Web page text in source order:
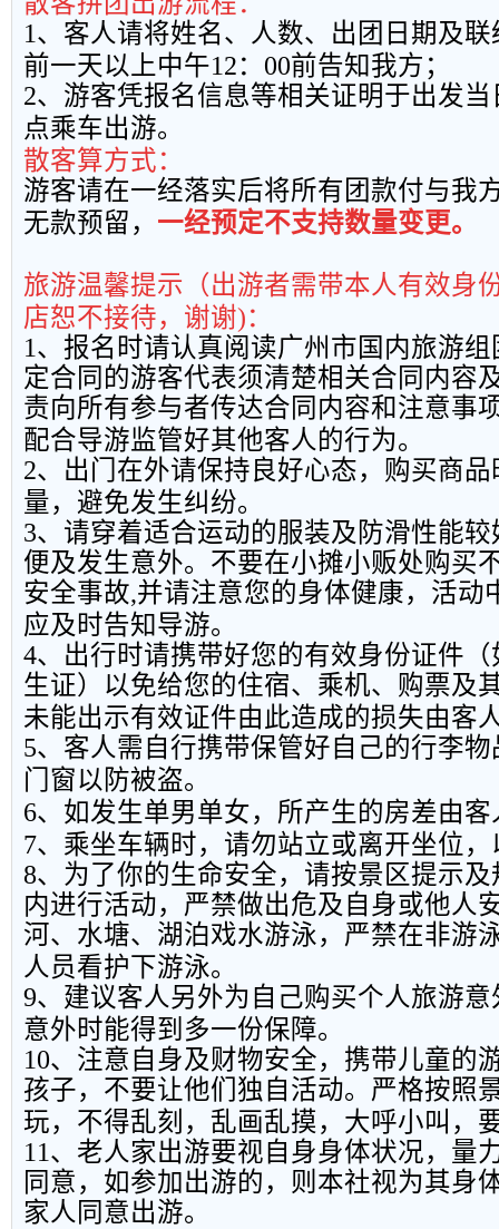
1、客人请将姓名、人数、出团日期及
前一天以上中午12： 00前告知我方；
2、游客凭报名信息等相关证明于出发
点乘车出游。
散客算方式：
游客请在一经落实后将所有团款付与我
无款预留， 一经预定不支持数量变更。
旅游温馨提示（出游者需带本人有效身
店恕不接待，谢谢)：
1、报名时请认真阅读广州市国内旅游
定合同的游客代表须清楚相关合同内容
责向所有参与者传达合同内容和注意事
配合导游监管好其他客人的行为。
2、出门在外请保持良好心态，购买商
量，避免发生纠纷。
3、请穿着适合运动的服装及防滑性能
便及发生意外。不要在小摊小贩处购买
安全事故,并请注意您的身体健康，活动
应及时告知导游。
4、出行时请携带好您的有效身份证件
生证）以免给您的住宿、乘机、购票及
未能出示有效证件由此造成的损失由客
5、客人需自行携带保管好自己的行李
门窗以防被盗。
6、如发生单男单女，所产生的房差由客
7、乘坐车辆时，请勿站立或离开坐位
8、为了你的生命安全，请按景区提示
内进行活动，严禁做出危及自身或他人
河、水塘、湖泊戏水游泳，严禁在非游
人员看护下游泳。
9、建议客人另外为自己购买个人旅游
意外时能得到多一份保障。
10、注意自身及财物安全，携带儿童的
孩子，不要让他们独自活动。严格按照
玩，不得乱刻，乱画乱摸，大呼小叫，
11、老人家出游要视自身身体状况，量
同意，如参加出游的，则本社视为其身
家人同意出游。